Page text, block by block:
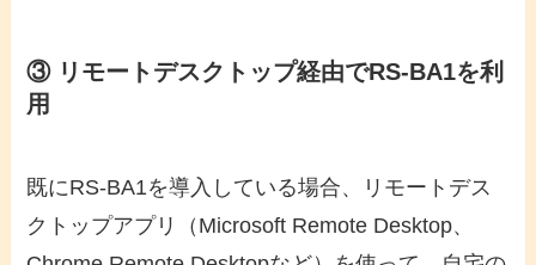
③ リモートデスクトップ経由でRS-BA1を利
用
既にRS-BA1を導入している場合、リモートデス
クトップアプリ（Microsoft Remote Desktop、